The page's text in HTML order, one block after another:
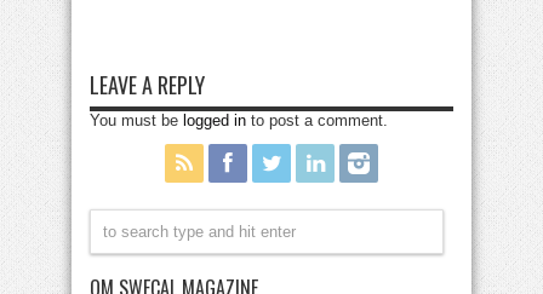
LEAVE A REPLY
You must be logged in to post a comment.